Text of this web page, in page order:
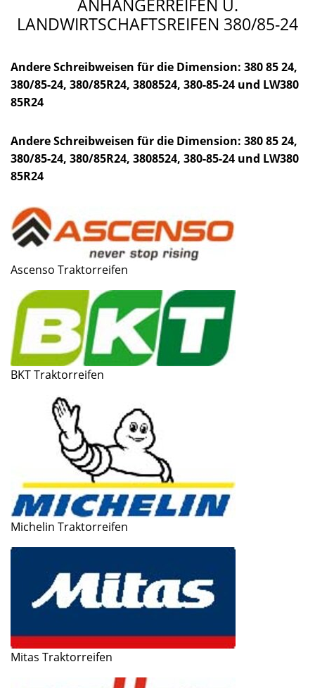
ANHÄNGERREIFEN U.
LANDWIRTSCHAFTSREIFEN 380/85-24
Andere Schreibweisen für die Dimension: 380 85 24,
380/85-24, 380/85R24, 3808524, 380-85-24 und LW380
85R24
Andere Schreibweisen für die Dimension: 380 85 24,
380/85-24, 380/85R24, 3808524, 380-85-24 und LW380
85R24
Ascenso Traktorreifen
BKT Traktorreifen
Michelin Traktorreifen
Mitas Traktorreifen